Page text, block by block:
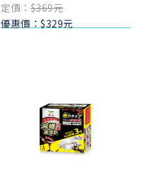
定價：$369元
優惠價：$329元